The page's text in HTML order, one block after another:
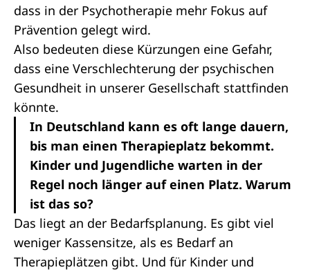
dass in der Psychotherapie mehr Fokus auf
Prävention gelegt wird.
Also bedeuten diese Kürzungen eine Gefahr,
dass eine Verschlechterung der psychischen
Gesundheit in unserer Gesellschaft stattfinden
könnte.
In Deutschland kann es oft lange dauern,
bis man einen Therapieplatz bekommt.
Kinder und Jugendliche warten in der
Regel noch länger auf einen Platz. Warum
ist das so?
Das liegt an der Bedarfsplanung. Es gibt viel
weniger Kassensitze, als es Bedarf an
Therapieplätzen gibt. Und für Kinder und